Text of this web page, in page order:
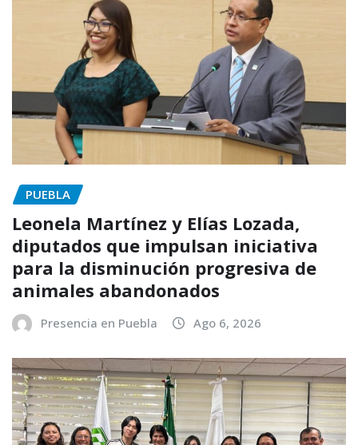
PUEBLA
Leonela Martínez y Elías Lozada,
diputados que impulsan iniciativa
para la disminución progresiva de
animales abandonados
Presencia en Puebla Ago 6, 2026